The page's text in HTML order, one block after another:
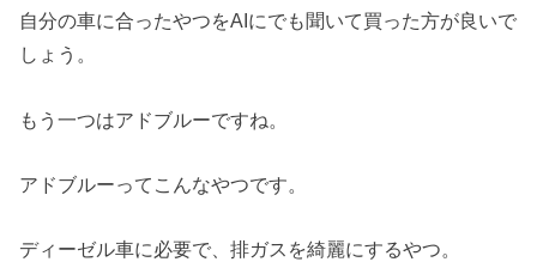
自分の車に合ったやつをAIにでも聞いて買った方が良いで
しょう。
もう一つはアドブルーですね。
アドブルーってこんなやつです。
ディーゼル車に必要で、排ガスを綺麗にするやつ。